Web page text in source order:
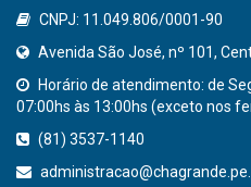
CNPJ: 11.049.806/0001-90
Avenida São José, nº 101,
Horário de atendimento: de
07:00hs às 13:00hs (exceto nos
(81) 3537-1140